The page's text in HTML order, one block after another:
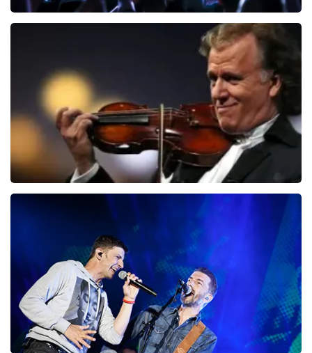
BESTEL NU
Andre Rieu
laatste 30 minuten
BESTEL NU